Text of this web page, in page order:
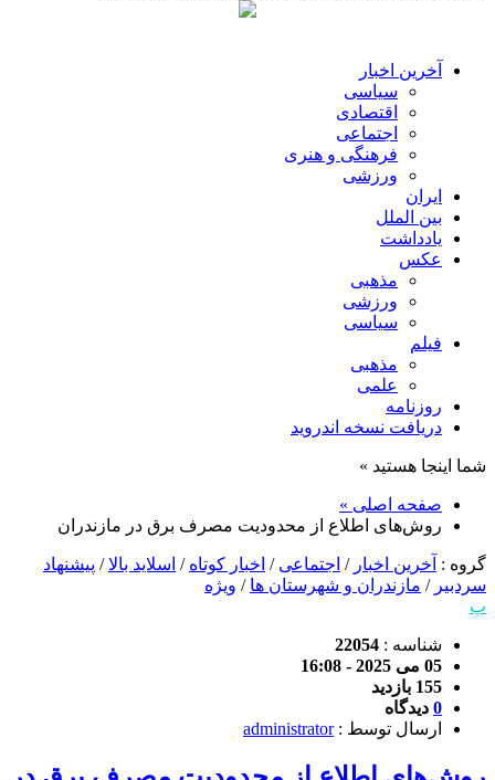
آخرین اخبار
سیاسی
اقتصادی
اجتماعی
فرهنگی و هنری
ورزشی
ایران
بین الملل
یادداشت
عکس
مذهبی
ورزشی
سیاسی
فیلم
مذهبی
علمی
روزنامه
دریافت نسخه اندروید
شما اینجا هستید »
صفحه اصلی »
روش‌های اطلاع از محدودیت مصرف برق در مازندران
گروه : آخرین اخبار / اجتماعی / اخبار کوتاه / اسلاید بالا/ پیشنهاد
سردبیر / مازندران و شهرستان ها / ویژه
پ
شناسه : 22054
05 می 2025 - 16:08
155 بازدید
0 دیدگاه
ارسال توسط :administrator